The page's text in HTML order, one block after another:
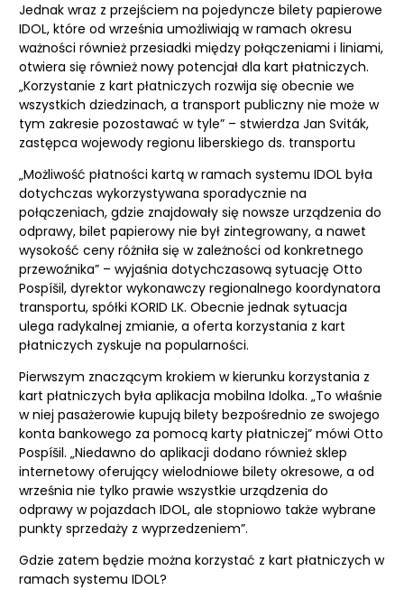
Jednak wraz z przejściem na pojedyncze bilety papierowe
IDOL, które od września umożliwiają w ramach okresu
ważności również przesiadki między połączeniami i liniami,
otwiera się również nowy potencjał dla kart płatniczych.
„Korzystanie z kart płatniczych rozwija się obecnie we
wszystkich dziedzinach, a transport publiczny nie może w
tym zakresie pozostawać w tyle” – stwierdza Jan Sviták,
zastępca wojewody regionu liberskiego ds. transportu
„Możliwość płatności kartą w ramach systemu IDOL była
dotychczas wykorzystywana sporadycznie na
połączeniach, gdzie znajdowały się nowsze urządzenia do
odprawy, bilet papierowy nie był zintegrowany, a nawet
wysokość ceny różniła się w zależności od konkretnego
przewoźnika” – wyjaśnia dotychczasową sytuację Otto
Pospíšil, dyrektor wykonawczy regionalnego koordynatora
transportu, spółki KORID LK. Obecnie jednak sytuacja
ulega radykalnej zmianie, a oferta korzystania z kart
płatniczych zyskuje na popularności.
Pierwszym znaczącym krokiem w kierunku korzystania z
kart płatniczych była aplikacja mobilna Idolka. „To właśnie
w niej pasażerowie kupują bilety bezpośrednio ze swojego
konta bankowego za pomocą karty płatniczej” mówi Otto
Pospíšil. „Niedawno do aplikacji dodano również sklep
internetowy oferujący wielodniowe bilety okresowe, a od
września nie tylko prawie wszystkie urządzenia do
odprawy w pojazdach IDOL, ale stopniowo także wybrane
punkty sprzedaży z wyprzedzeniem”.
Gdzie zatem będzie można korzystać z kart płatniczych w
ramach systemu IDOL?